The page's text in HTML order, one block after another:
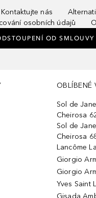
Kontaktujte nás
osobních údajů
OD SMLOUVY
OBLÍBENÉ
Sol de
Cheirosa
Sol de
Cheirosa
Lancôme
Giorgio
Giorgio
Yves Saint
Gisada